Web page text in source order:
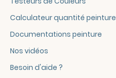
Calculateur quantité peinture
Documentations peinture
Nos vidéos
Besoin d'aide ?